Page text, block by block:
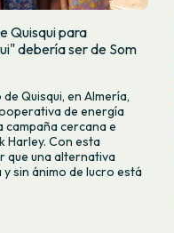
Quisqui para
debería ser de Som
Quisqui, en Almería,
de energía
campaña cercana e
Harley. Con esta
que una alternativa
sin ánimo de lucro está